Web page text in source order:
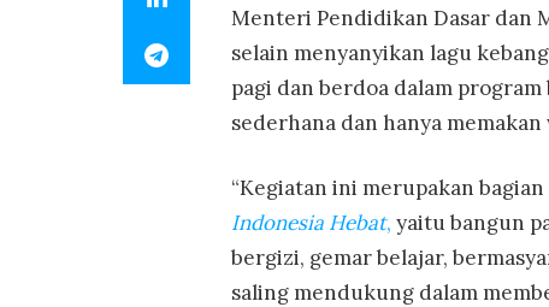
Menteri Pendidikan Dasar dan
selain menyanyikan lagu
pagi dan berdoa dalam
sederhana dan hanya
“Kegiatan ini merupakan
Indonesia Hebat, yaitu bangun
bergizi, gemar belajar,
saling mendukung dalam